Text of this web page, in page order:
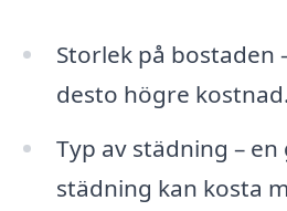
Storlek på bostaden
desto högre kostnad.
Typ av städning –
städning kan kosta